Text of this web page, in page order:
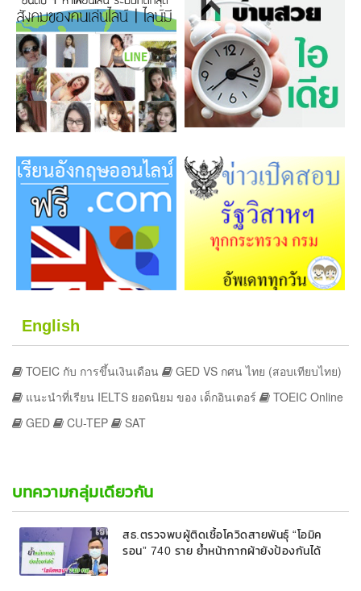
English
TOEIC กับ การขึ้นเงินเดือน
GED VS กศน ไทย (สอบเทียบไทย)
แนะนำที่เรียน IELTS ยอดนิยม ของ เด็กอินเตอร์
TOEIC Online
GED
CU-TEP SAT
บทความกลุ่มเดียวกัน
สธ.ตรวจพบผู้ติดเชื้อโควิดสายพันธุ์ “โอมิค
รอน” 740 ราย ย้ำหน้ากากผ้ายังป้องกันได้